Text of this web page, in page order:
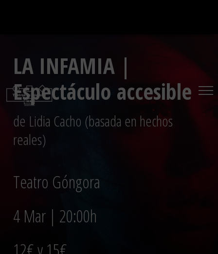
LA INFAMIA |
Espectáculo accesible
de Lidia Cacho (basada en hechos
reales)
Teatro Góngora
4 Mar | 20:00h